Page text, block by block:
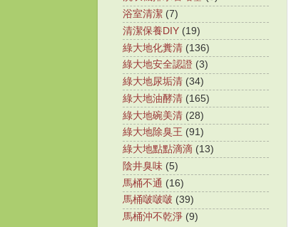
浴室清潔 (7)
清潔保養DIY (19)
綠大地化糞清 (136)
綠大地安全認證 (3)
綠大地尿垢清 (34)
綠大地油酵清 (165)
綠大地碗美清 (28)
綠大地除臭王 (91)
綠大地點點滴滴 (13)
陰井臭味 (5)
馬桶不通 (16)
馬桶啵啵啵 (39)
馬桶沖不乾淨 (9)